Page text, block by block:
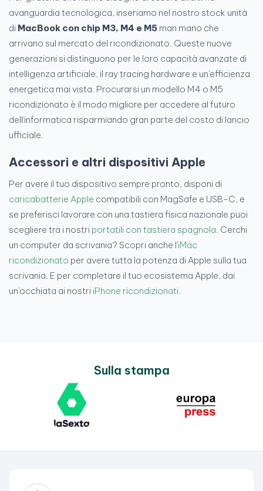
avanguardia tecnologica, inseriamo nel nostro stock unità
di MacBook con chip M3, M4 e M5 man mano che
arrivano sul mercato del ricondizionato. Queste nuove
generazioni si distinguono per le loro capacità avanzate di
intelligenza artificiale, il ray tracing hardware e un'efficienza
energetica mai vista. Procurarsi un modello M4 o M5
ricondizionato è il modo migliore per accedere al futuro
dell'informatica risparmiando gran parte del costo di lancio
ufficiale.
Accessori e altri dispositivi Apple
Per avere il tuo dispositivo sempre pronto, disponi di
caricabatterie Apple compatibili con MagSafe e USB-C, e
se preferisci lavorare con una tastiera fisica nazionale puoi
scegliere tra i nostri portatili con tastiera spagnola. Cerchi
un computer da scrivania? Scopri anche l'iMac
ricondizionato per avere tutta la potenza di Apple sulla tua
scrivania. E per completare il tuo ecosistema Apple, dai
un'occhiata ai nostri iPhone ricondizionati.
Sulla stampa